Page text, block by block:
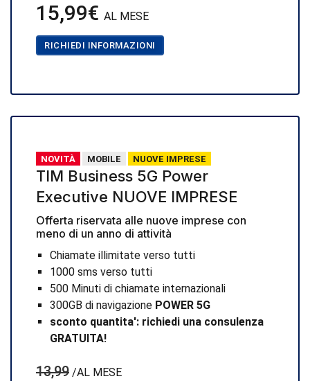
15,99€ AL MESE
RICHIEDI INFORMAZIONI
NOVITÀ MOBILE NUOVE IMPRESE
TIM Business 5G Power
Executive NUOVE IMPRESE
Offerta riservata alle nuove imprese con
meno di un anno di attività
Chiamate illimitate verso tutti
1000 sms verso tutti
500 Minuti di chiamate internazionali
300GB di navigazione POWER 5G
sconto quantita': richiedi una consulenza
GRATUITA!
13,99 /AL MESE